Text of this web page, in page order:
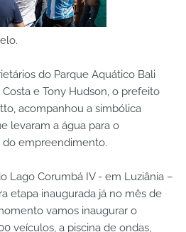
do Parque Aquático Bali
e Tony Hudson, o prefeito
acompanhou a simbólica
levaram a água para o
empreendimento.
Lago Corumbá IV - em Luziânia –
etapa inaugurada já no mês de
vamos inaugurar o
veículos, a piscina de ondas,